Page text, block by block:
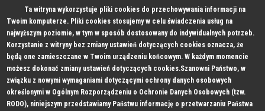
Ta witryna wykorzystuje pliki cookies do przechowywania informacji na
Twoim komputerze. Pliki cookies stosujemy w celu świadczenia usług na
najwyższym poziomie, w tym w sposób dostosowany do indywidualnych potrzeb.
Korzystanie z witryny bez zmiany ustawień dotyczących cookies oznacza, że
będą one zamieszczane w Twoim urządzeniu końcowym. W każdym momencie
możesz dokonać zmiany ustawień dotyczących cookies.Szanowni Państwo, w
związku z nowymi wymaganiami dotyczącymi ochrony danych osobowych
określonymi w Ogólnym Rozporządzeniu o Ochronie Danych Osobowych (tzw.
RODO), niniejszym przedstawiamy Państwu informację o przetwarzaniu Państwa